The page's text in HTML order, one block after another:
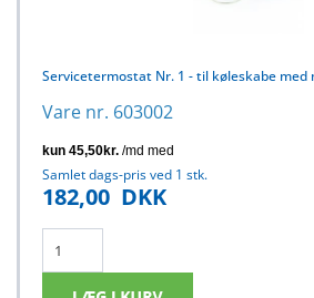
Servicetermostat Nr. 1 - til køleskabe
Vare nr. 603002
Samlet dags-pris ved 1 stk.
182,00 DKK